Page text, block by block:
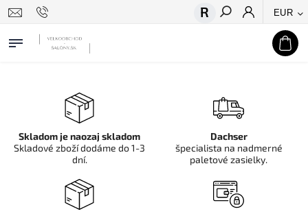
EUR
Hľadať
Skladom je naozaj skladom
Skladové zboží dodáme do 1-3
dní.
Dachser
špecialista na nadmerné
paletové zasielky.